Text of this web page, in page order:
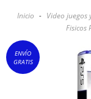
Inicio - Video juegos
Fisicos
ENVÍO
GRATIS